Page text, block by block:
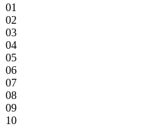
01
02
03
04
05
06
07
08
09
10